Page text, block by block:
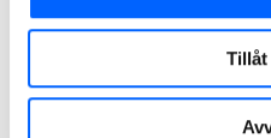
Tillåt
NCC Business